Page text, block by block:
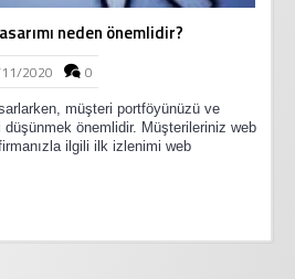
neden önemlidir?
2020 0
müşteri portföyünüzü ve
önemlidir. Müşterileriniz web
ilgili ilk izlenimi web